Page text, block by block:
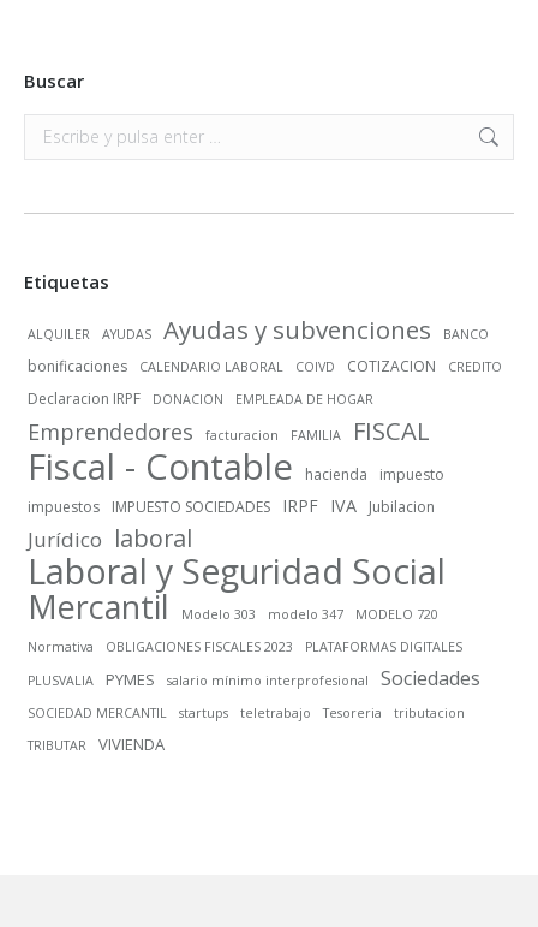
Buscar
Buscar:
Etiquetas
ALQUILER AYUDAS Ayudas y subvenciones BANCO
bonificaciones CALENDARIO LABORAL COIVD COTIZACION CREDITO
Declaracion IRPF DONACION EMPLEADA DE HOGAR
Emprendedores facturacion FAMILIA FISCAL
Fiscal - Contable hacienda
impuesto
impuestos
IMPUESTO SOCIEDADES IRPF IVA Jubilacion
Jurídico laboral
Laboral y Seguridad Social
Mercantil Modelo 303 modelo 347
MODELO 720
Normativa
OBLIGACIONES FISCALES 2023
PLATAFORMAS DIGITALES
PLUSVALIA
PYMES salario mínimo interprofesional Sociedades
SOCIEDAD MERCANTIL startups teletrabajo Tesoreria
tributacion
TRIBUTAR
VIVIENDA